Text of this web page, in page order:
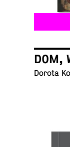
DOM,
Dorota